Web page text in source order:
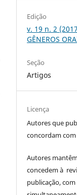
Edição
v. 19 n. 2
GÊNEROS
Seção
Artigos
Licença
Autores que
concordam
Autores
concedem à
publicação,